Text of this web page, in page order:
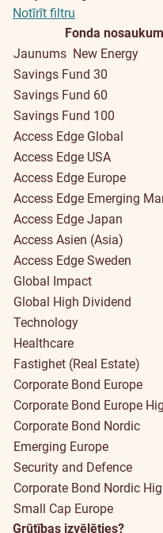
Notīrīt filtru
Fonda
Jaunums New Energy
Savings Fund 30
Savings Fund 60
Savings Fund 100
Access Edge Global
Access Edge USA
Access Edge Europe
Access Edge Emerging
Access Edge Japan
Access Asien (Asia)
Access Edge Sweden
Global Impact
Global High Dividend
Technology
Healthcare
Fastighet (Real Estate)
Corporate Bond Europe
Corporate Bond Europe
Corporate Bond Nordic
Emerging Europe
Security and Defence
Corporate Bond Nordic
Small Cap Europe
Grūtības izvēlēties?